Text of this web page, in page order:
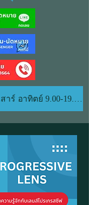
ร์ อาทิตย์ 9.00-19.00 น.